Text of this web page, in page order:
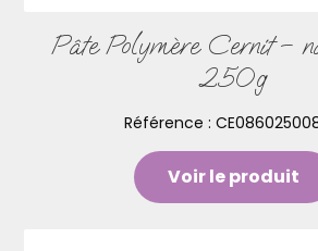
Pâte Polymère Cernit –
250g
Référence :
Voir le produit